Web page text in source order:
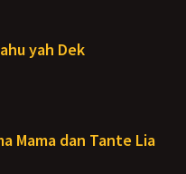
yah Dek
Mama dan Tante Lia